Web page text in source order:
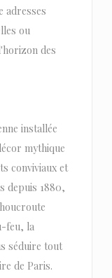
adresses
ou
des
installée
mythique
conviviaux et
depuis 1880,
feu, la
séduire tout
de Paris.